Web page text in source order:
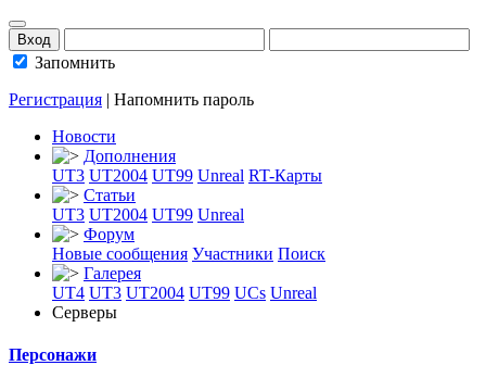
Запомнить
Регистрация | Напомнить пароль
Новости
Дополнения
UT3 UT2004 UT99 Unreal RT-Карты
Статьи
UT3 UT2004 UT99 Unreal
Форум
Новые сообщения Участники Поиск
Галерея
UT4 UT3 UT2004 UT99 UCs Unreal
Серверы
Персонажи